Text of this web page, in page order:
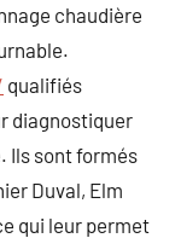
chaudière
qualifiés
diagnostiquer
Ils sont formés
Duval, Elm
qui leur permet